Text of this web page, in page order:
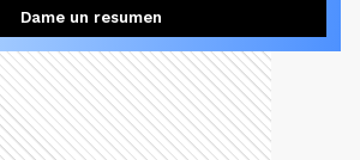
Dame un resumen